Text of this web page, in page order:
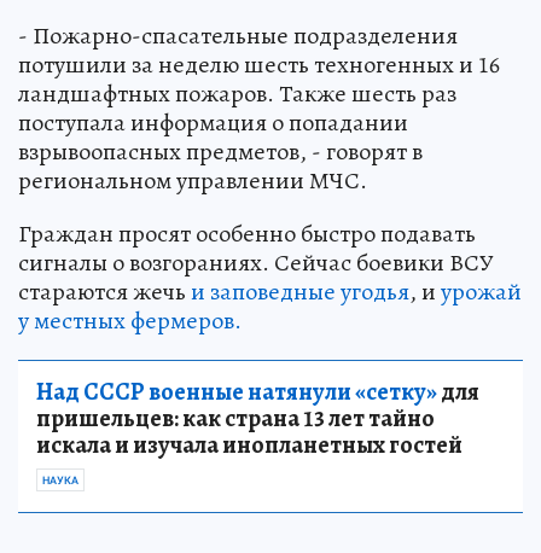
- Пожарно-спасательные подразделения
потушили за неделю шесть техногенных и 16
ландшафтных пожаров. Также шесть раз
поступала информация о попадании
взрывоопасных предметов, - говорят в
региональном управлении МЧС.
Граждан просят особенно быстро подавать
сигналы о возгораниях. Сейчас боевики ВСУ
стараются жечьи заповедные угодья, иурожай
у местных фермеров.
Над СССР военные натянули «сетку»для
пришельцев: как страна 13 лет тайно
искала и изучала инопланетных гостей
НАУКА